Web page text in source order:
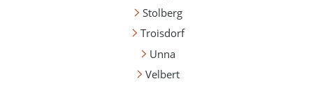
Stolberg
Troisdorf
Unna
Velbert